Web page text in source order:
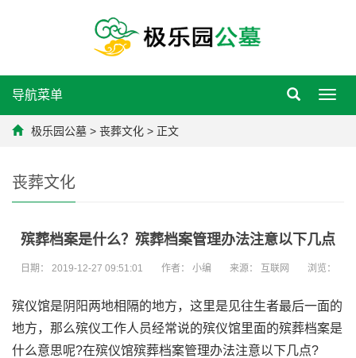
导航菜单
极乐园公墓 > 丧葬文化 > 正文
丧葬文化
殡葬档案是什么？殡葬档案管理办法注意以下几点
日期： 2019-12-27 09:51:01 作者： 小编 来源： 互联网 浏览：
殡仪馆是阴阳两地相隔的地方，这里是见往生者最后一面的
地方，那么殡仪工作人员经常说的殡仪馆里面的殡葬档案是
什么意思呢?在殡仪馆殡葬档案管理办法注意以下几点?